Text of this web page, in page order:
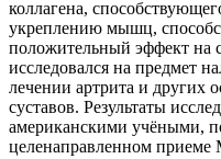
коллагена,
укреплению мышц,
положительный эффект на
исследовался на предмет
лечении артрита и других
суставов. Результаты
американскими учёными,
целенаправленном приеме